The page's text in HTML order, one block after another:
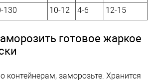
130 10-12 4-6 12-15
готовое жаркое
контейнерам, заморозьте. Хранится